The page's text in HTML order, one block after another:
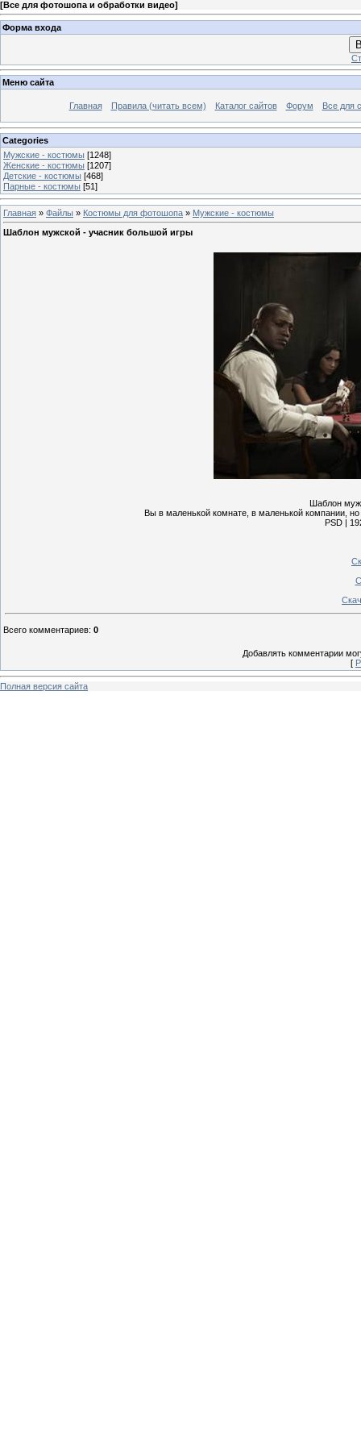
[Все для фотошопа и обработки видео]
Форма входа
Меню сайта
Главная Правила (читать всем) Каталог сайтов Форум Все для
Categories
Мужские - костюмы [1248]
Женские - костюмы [1207]
Детские - костюмы [468]
Парные - костюмы [51]
Главная » Файлы » Костюмы для фотошопа » Мужские - костюмы
Шаблон мужской - учасник большой игры
Шаблон
Вы в маленькой комнате, в маленькой компании,
PSD |
Всего комментариев: 0
Добавлять комментарии
[
Полная версия сайта